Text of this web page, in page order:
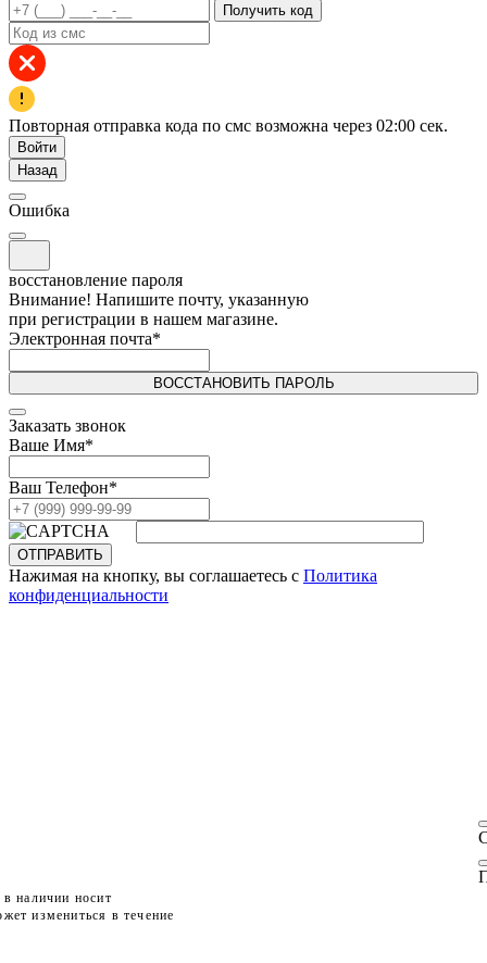
Получить код
Повторная отправка кода по смс возможна через 02:00 сек.
Войти
Назад
Ошибка
восстановление пароля
Внимание! Напишите почту, указанную
при регистрации в нашем магазине.
Электронная почта*
ВОССТАНОВИТЬ ПАРОЛЬ
Заказать звонок
Ваше Имя*
Ваш Телефон*
ОТПРАВИТЬ
Нажимая на кнопку, вы соглашаетесь с Политика
конфиденциальности
наличии носит
измениться в течение